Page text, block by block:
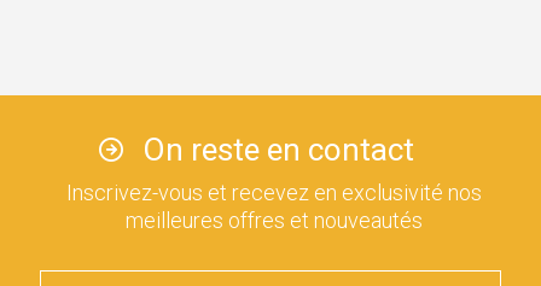
On reste en contact
Inscrivez-vous et recevez en exclusivité nos
meilleures offres et nouveautés